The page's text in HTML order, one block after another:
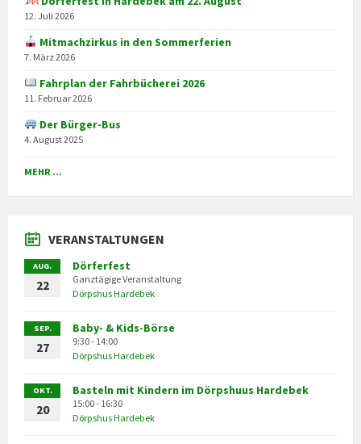
12. Juli 2026
Mitmachzirkus in den Sommerferien
7. März 2026
Fahrplan der Fahrbücherei 2026
11. Februar 2026
Der Bürger-Bus
4. August 2025
MEHR ...
VERANSTALTUNGEN
AUG.
22
Dörferfest
Ganztägige Veranstaltung
Dörpshus Hardebek
SEP.
27
Baby- & Kids-Börse
9:30 - 14:00
Dörpshus Hardebek
OKT.
20
Basteln mit Kindern im Dörpshuus Hardebek
15:00 - 16:30
Dörpshus Hardebek